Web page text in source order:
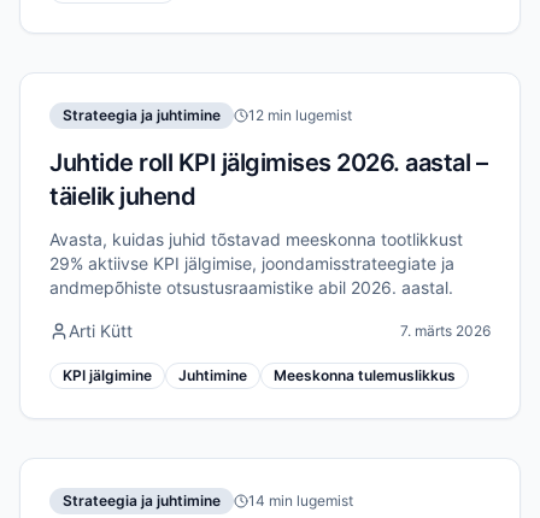
Strateegia ja juhtimine 12 min lugemist
Juhtide roll KPI jälgimises 2026. aastal –
täielik juhend
Avasta, kuidas juhid tõstavad meeskonna tootlikkust
29% aktiivse KPI jälgimise, joondamisstrateegiate ja
andmepõhiste otsustusraamistike abil 2026. aastal.
Arti Kütt 7. märts 2026
KPI jälgimine Juhtimine Meeskonna tulemuslikkus
Strateegia ja juhtimine 14 min lugemist